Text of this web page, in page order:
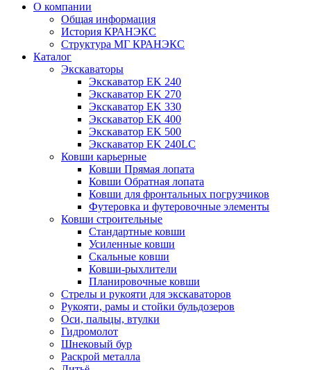
О компании
Общая информация
История КРАНЭКС
Структура МГ КРАНЭКС
Каталог
Экскаваторы
Экскаватор EK 240
Экскаватор EK 270
Экскаватор EK 330
Экскаватор EK 400
Экскаватор EK 500
Экскаватор EK 240LC
Ковши карьерные
Ковши Прямая лопата
Ковши Обратная лопата
Ковши для фронтальных погрузчиков
Футеровка и футеровочные элементы
Ковши строительные
Стандартные ковши
Усиленные ковши
Скальные ковши
Ковши-рыхлители
Планировочные ковши
Стрелы и рукояти для экскаваторов
Рукояти, рамы и стойки бульдозеров
Оси, пальцы, втулки
Гидромолот
Шнековый бур
Раскрой металла